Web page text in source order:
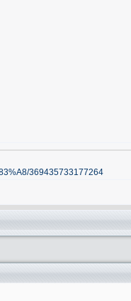
369435733177264